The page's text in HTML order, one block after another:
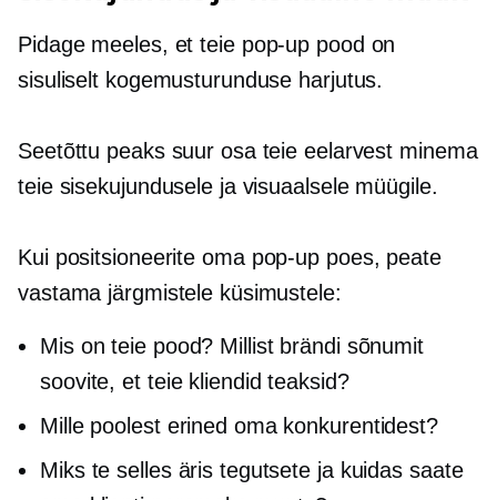
Pidage meeles, et teie pop-up pood on
sisuliselt kogemusturunduse harjutus.
Seetõttu peaks suur osa teie eelarvest minema
teie sisekujundusele ja visuaalsele müügile.
Kui positsioneerite oma pop-up poes, peate
vastama järgmistele küsimustele:
Mis on teie pood? Millist brändi sõnumit
soovite, et teie kliendid teaksid?
Mille poolest erined oma konkurentidest?
Miks te selles äris tegutsete ja kuidas saate